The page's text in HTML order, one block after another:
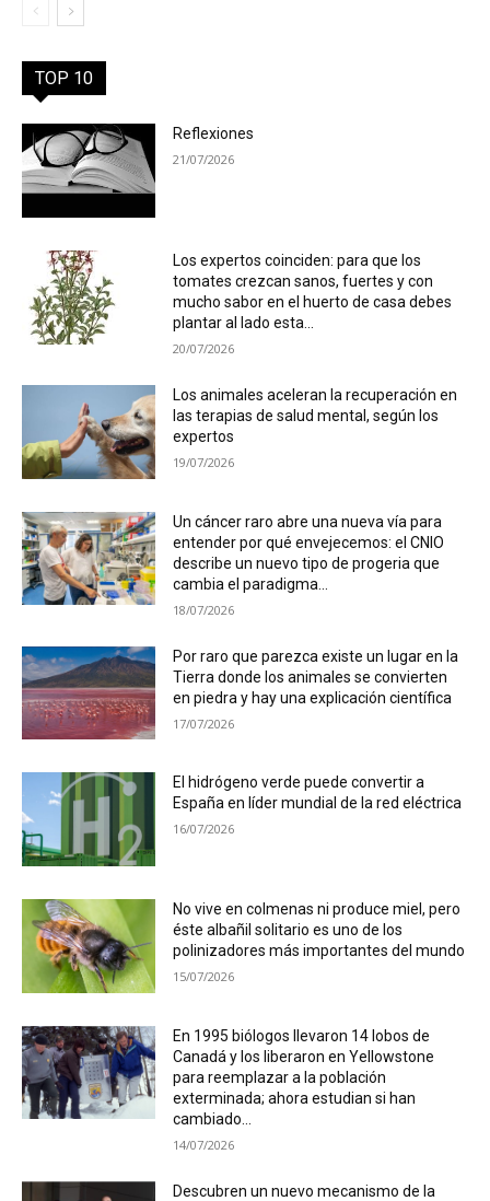
TOP 10
Reflexiones
21/07/2026
Los expertos coinciden: para que los
tomates crezcan sanos, fuertes y con
mucho sabor en el huerto de casa debes
plantar al lado esta...
20/07/2026
Los animales aceleran la recuperación en
las terapias de salud mental, según los
expertos
19/07/2026
Un cáncer raro abre una nueva vía para
entender por qué envejecemos: el CNIO
describe un nuevo tipo de progeria que
cambia el paradigma...
18/07/2026
Por raro que parezca existe un lugar en la
Tierra donde los animales se convierten
en piedra y hay una explicación científica
17/07/2026
El hidrógeno verde puede convertir a
España en líder mundial de la red eléctrica
16/07/2026
No vive en colmenas ni produce miel, pero
éste albañil solitario es uno de los
polinizadores más importantes del mundo
15/07/2026
En 1995 biólogos llevaron 14 lobos de
Canadá y los liberaron en Yellowstone
para reemplazar a la población
exterminada; ahora estudian si han
cambiado...
14/07/2026
Descubren un nuevo mecanismo de la